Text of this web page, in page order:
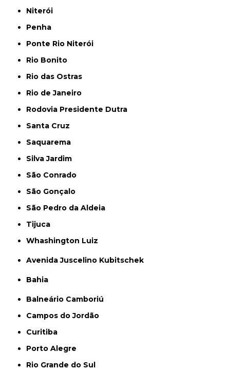
Niterói
Penha
Ponte Rio Niterói
Rio Bonito
Rio das Ostras
Rio de Janeiro
Rodovia Presidente Dutra
Santa Cruz
Saquarema
Silva Jardim
São Conrado
São Gonçalo
São Pedro da Aldeia
Tijuca
Whashington Luiz
Avenida Juscelino Kubitschek
Bahia
Balneário Camboriú
Campos do Jordão
Curitiba
Porto Alegre
Rio Grande do Sul